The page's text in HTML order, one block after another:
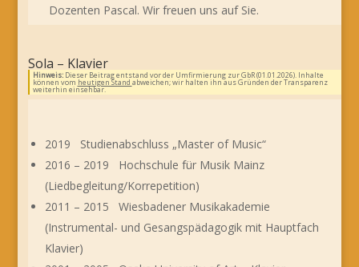
Dozenten Pascal. Wir freuen uns auf Sie.
Sola – Klavier
Hinweis:Dieser Beitrag entstand vor der Umfirmierung zur GbR (01.01.2026). Inhalte
können vom heutigen Stand abweichen; wir halten ihn aus Gründen der Transparenz
weiterhin einsehbar.
2019 Studienabschluss „Master of Music“
2016 – 2019 Hochschule für Musik Mainz
(Liedbegleitung/Korrepetition)
2011 – 2015 Wiesbadener Musikakademie
(Instrumental- und Gesangspädagogik mit Hauptfach
Klavier)